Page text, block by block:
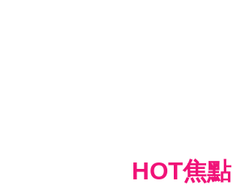
HOT焦點